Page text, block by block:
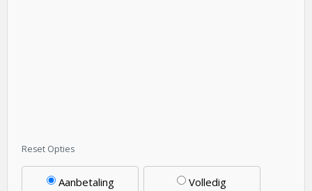
Aanbetaling Volledig